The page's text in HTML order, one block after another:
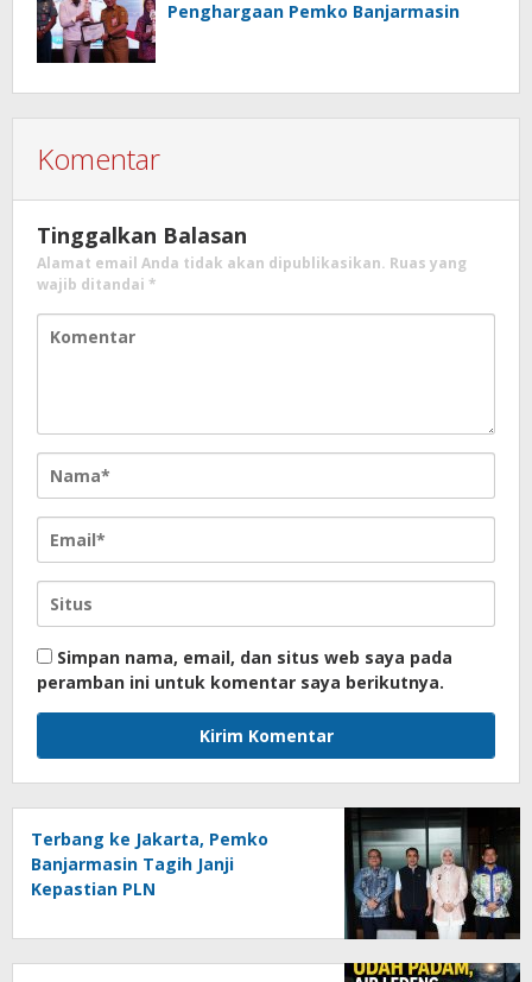
Penghargaan Pemko Banjarmasin
Komentar
Tinggalkan Balasan
Alamat email Anda tidak akan dipublikasikan. Ruas yang
wajib ditandai *
Simpan nama, email, dan situs web saya pada
peramban ini untuk komentar saya berikutnya.
Terbang ke Jakarta, Pemko
Banjarmasin Tagih Janji
Kepastian PLN